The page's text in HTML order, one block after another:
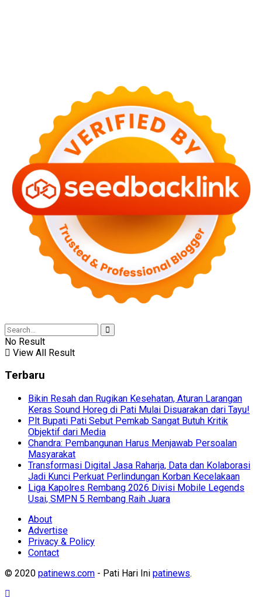
No Result
View All Result
Terbaru
Bikin Resah dan Rugikan Kesehatan, Aturan Larangan
Keras Sound Horeg di Pati Mulai Disuarakan dari Tayu!
Plt Bupati Pati Sebut Pemkab Sangat Butuh Kritik
Objektif dari Media
Chandra: Pembangunan Harus Menjawab Persoalan
Masyarakat
Transformasi Digital Jasa Raharja, Data dan Kolaborasi
Jadi Kunci Perkuat Perlindungan Korban Kecelakaan
Liga Kapolres Rembang 2026 Divisi Mobile Legends
Usai, SMPN 5 Rembang Raih Juara
About
Advertise
Privacy & Policy
Contact
© 2020 patinews.com - Pati Hari Ini patinews.